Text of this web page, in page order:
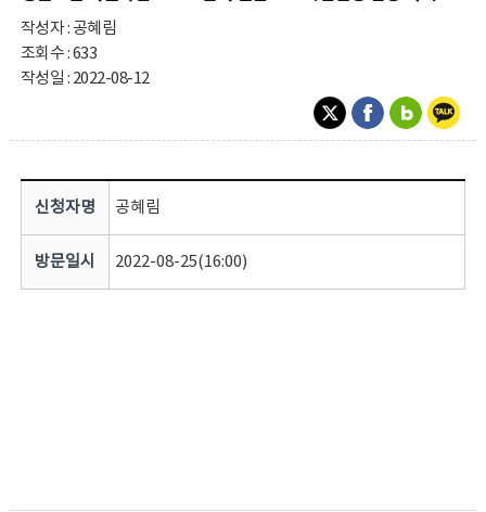
작성자 : 공혜림
조회수 : 633
작성일 : 2022-08-12
신청자명 공혜림
방문일시 2022-08-25(16:00)